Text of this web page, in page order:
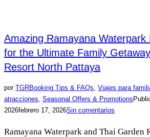
Amazing Ramayana Waterpark
for the Ultimate Family
Resort North Pattaya
por TGRBooking Tips & FAQs, Viajes para
atracciones, Seasonal Offers & Promotions
2026febrero 17, 2026Sin comentarios
Ramayana Waterpark and Thai Garden